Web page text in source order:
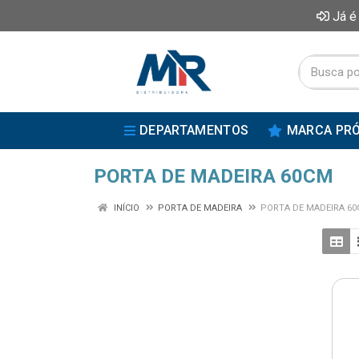
Já
DEPARTAMENTOS MARCA
PORTA DE MADEIRA 60CM
INÍCIO PORTA DE MADEIRA PORTA DE MADEIRA